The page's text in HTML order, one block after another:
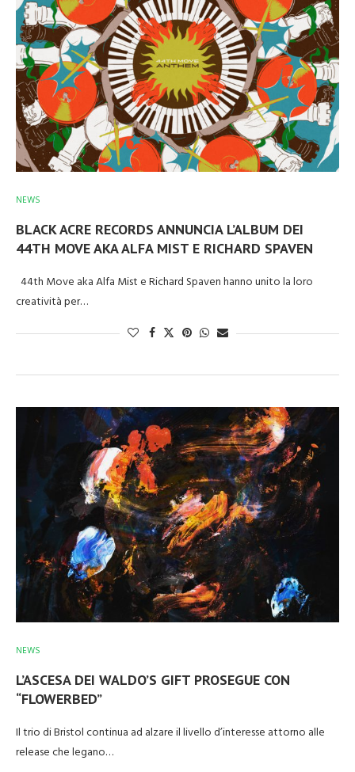
NEWS
BLACK ACRE RECORDS ANNUNCIA L’ALBUM DEI
44TH MOVE AKA ALFA MIST E RICHARD SPAVEN
44th Move aka Alfa Mist e Richard Spaven hanno unito la loro
creatività per…
NEWS
L’ASCESA DEI WALDO’S GIFT PROSEGUE CON
“FLOWERBED”
Il trio di Bristol continua ad alzare il livello d’interesse attorno alle
release che legano…